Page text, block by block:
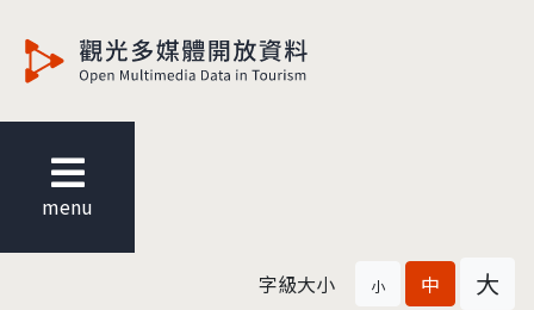
menu
字級大小 小 中 大